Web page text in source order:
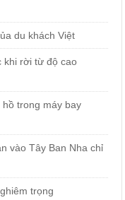
du khách Việt
khi rời từ độ cao
trong máy bay
vào Tây Ban Nha chỉ
trọng